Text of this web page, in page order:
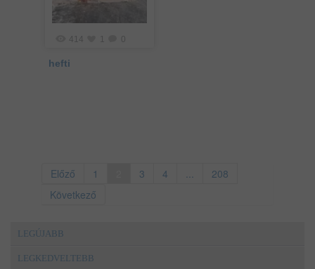
hefti
Előző 1 3 4 ...
208
Következő
LEGÚJABB
LEGKEDVELTEBB